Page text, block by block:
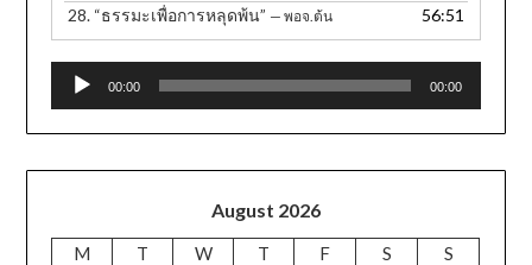
28. “ธรรมะเพื่อการหลุดพ้น” — พอจ.ต้น 56:51
Audio
00:00 00:00
August 2026
M T W T F S S